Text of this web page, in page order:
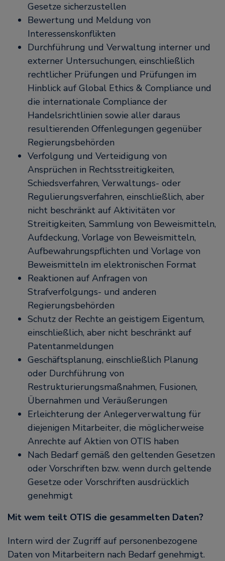
Gesetze sicherzustellen
Bewertung und Meldung von
Interessenskonflikten
Durchführung und Verwaltung interner und
externer Untersuchungen, einschließlich
rechtlicher Prüfungen und Prüfungen im
Hinblick auf Global Ethics & Compliance und
die internationale Compliance der
Handelsrichtlinien sowie aller daraus
resultierenden Offenlegungen gegenüber
Regierungsbehörden
Verfolgung und Verteidigung von
Ansprüchen in Rechtsstreitigkeiten,
Schiedsverfahren, Verwaltungs- oder
Regulierungsverfahren, einschließlich, aber
nicht beschränkt auf Aktivitäten vor
Streitigkeiten, Sammlung von Beweismitteln,
Aufdeckung, Vorlage von Beweismitteln,
Aufbewahrungspflichten und Vorlage von
Beweismitteln im elektronischen Format
Reaktionen auf Anfragen von
Strafverfolgungs- und anderen
Regierungsbehörden
Schutz der Rechte an geistigem Eigentum,
einschließlich, aber nicht beschränkt auf
Patentanmeldungen
Geschäftsplanung, einschließlich Planung
oder Durchführung von
Restrukturierungsmaßnahmen, Fusionen,
Übernahmen und Veräußerungen
Erleichterung der Anlegerverwaltung für
diejenigen Mitarbeiter, die möglicherweise
Anrechte auf Aktien von OTIS haben
Nach Bedarf gemäß den geltenden Gesetzen
oder Vorschriften bzw. wenn durch geltende
Gesetze oder Vorschriften ausdrücklich
genehmigt
Mit wem teilt OTIS die gesammelten Daten?
Intern wird der Zugriff auf personenbezogene
Daten von Mitarbeitern nach Bedarf genehmigt.